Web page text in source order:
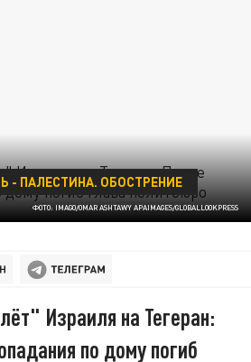
ФОТО: IMAGO/OMAR ASHTAWY APAIMAGES/GLOBALLOOKPRESS
- ПАЛЕСТИНА. ОБОСТРЕНИЕ
Израиля на Тегеран:
по дому погиб